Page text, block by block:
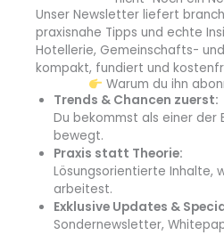
Unser
Mit dem digitalen
„Unser Schulessen“
gemeinsam gesunde
ermöglichen. Interessierte
die
Unser Newsletter liefert
praxisnahe Tipps und echte
Hotellerie, Gemeinschafts-
kompakt, fundiert und
Warum du ihn
Trends & Chancen zuerst:
Du bekommst als einer der
bewegt.
Praxis statt Theorie:
Lösungsorientierte Inhalte,
arbeitest.
Exklusive Updates &
Sondernewsletter,